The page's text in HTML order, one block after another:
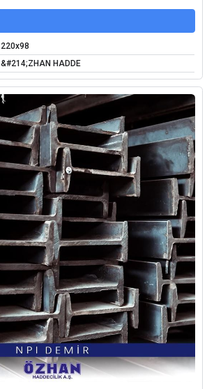
220x98
&#214;ZHAN HADDE